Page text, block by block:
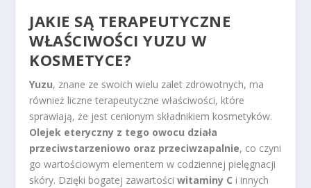
JAKIE SĄ TERAPEUTYCZNE
WŁAŚCIWOŚCI YUZU W
KOSMETYCE?
Yuzu, znane ze swoich wielu zalet zdrowotnych, ma
również liczne terapeutyczne właściwości, które
sprawiają, że jest cenionym składnikiem kosmetyków.
Olejek eteryczny z tego owocu działa
przeciwstarzeniowo oraz przeciwzapalnie, co czyni
go wartościowym elementem w codziennej pielęgnacji
skóry. Dzięki bogatej zawartościwitaminy C i innych